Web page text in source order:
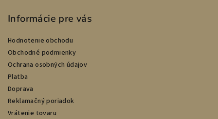
Informácie pre vás
Hodnotenie obchodu
Obchodné podmienky
Ochrana osobných údajov
Platba
Doprava
Reklamačný poriadok
Vrátenie tovaru